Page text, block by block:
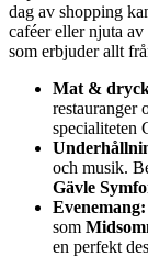
dag av shopping
caféer eller njuta av
som erbjuder allt
Mat &
restauranger
specialiteten
och musik.
Gävle
Evenemang:
som
en perfekt